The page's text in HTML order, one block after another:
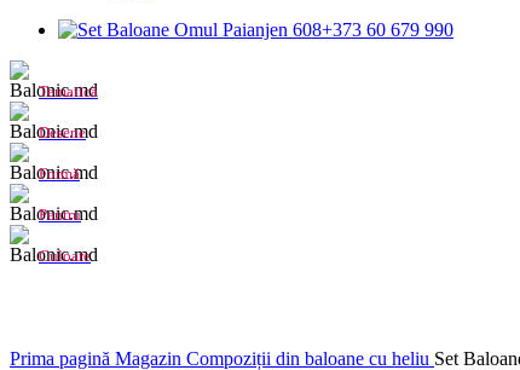
+373 60 679 990
Tematică
Desene
Formă
Pentru
Culoare
Prima pagină Magazin Compoziții din baloane cu heliu Set